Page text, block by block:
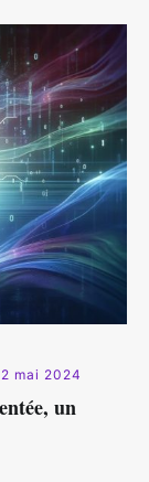
2 mai 2024
un